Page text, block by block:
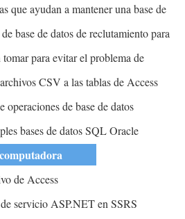
que ayudan a mantener una base de
de la edición y eliminación de archivos
base de datos de reclutamiento para
tomar para evitar el problema de
sistemas de gestión de bases de datos?
CSV a las tablas de Access
de base de datos
bases de datos SQL Oracle
de Access
servicio ASP.NET en SSRS